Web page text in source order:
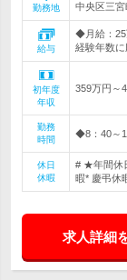
勤務地
中央区三
給与
◆月給：25
経験年数
初年度
年収
359万円～
勤務
時間
◆8：40～
休日
休暇
# ★年間休
暇* 慶弔休
求人詳細